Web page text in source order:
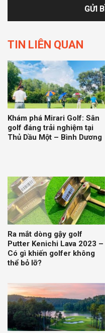
TIN LIÊN QUAN
Khám phá Mirari Golf: Sân
golf đáng trải nghiệm tại
Thủ Dầu Một – Bình Dương
Ra mắt dòng gậy golf
Putter Kenichi Lava 2023 –
Có gì khiến golfer không
thể bỏ lỡ?